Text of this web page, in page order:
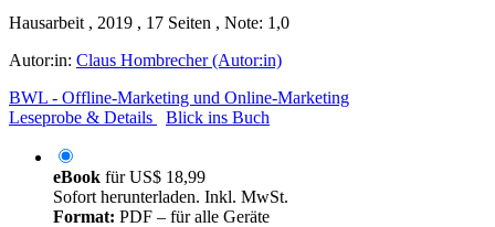
Hausarbeit , 2019 , 17 Seiten , Note: 1,0
Autor:in: Claus Hombrecher (Autor:in)
BWL - Offline-Marketing und Online-Marketing
Leseprobe & Details
Blick ins Buch
eBook fürUS$ 18,99
Sofort herunterladen. Inkl. MwSt.
Format: PDF – für alle Geräte